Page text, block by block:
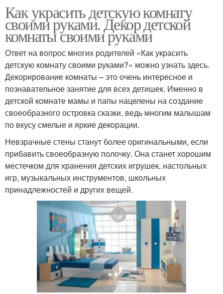
Как украсить детскую комнату
своими руками. Декор детской
комнаты своими руками
Ответ на вопрос многих родителей «Как украсить
детскую комнату своими руками?» можно узнать здесь.
Декорирование комнаты – это очень интересное и
познавательное занятие для всех детишек. Именно в
детской комнате мамы и папы нацелены на создание
своеобразного островка сказки, ведь многим малышам
по вкусу смелые и яркие декорации.
Невзрачные стены станут более оригинальными, если
прибавить своеобразную полочку. Она станет хорошим
местечком для хранения детских игрушек, настольных
игр, музыкальных инструментов, школьных
принадлежностей и других вещей.